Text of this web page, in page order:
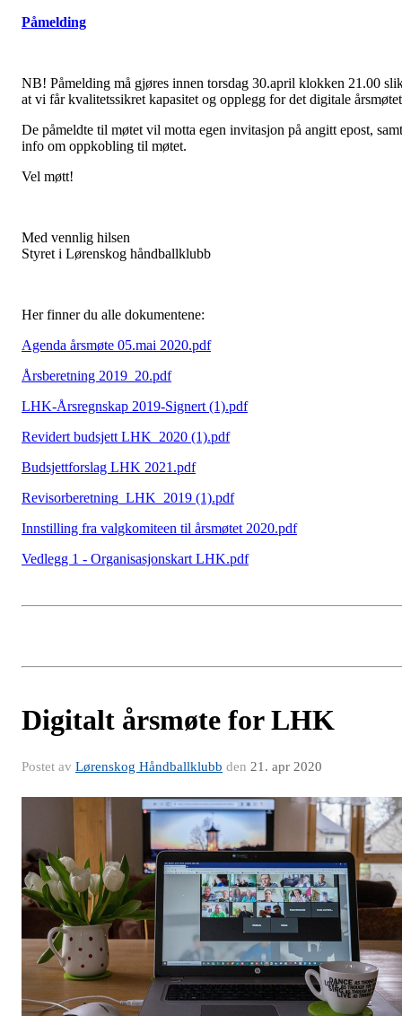
Påmelding
NB! Påmelding må gjøres innen torsdag 30.april klokken 21.00
at vi får kvalitetssikret kapasitet og opplegg for det digitale
De påmeldte til møtet vil motta egen invitasjon på angitt epost, samt
info om oppkobling til møtet.
Vel møtt!
Med vennlig hilsen
Styret i Lørenskog håndballklubb
Her finner du alle dokumentene:
Agenda årsmøte 05.mai 2020.pdf
Årsberetning 2019_20.pdf
LHK-Årsregnskap 2019-Signert (1).pdf
Revidert budsjett LHK_2020 (1).pdf
Budsjettforslag LHK 2021.pdf
Revisorberetning_LHK_2019 (1).pdf
Innstilling fra valgkomiteen til årsmøtet 2020.pdf
Vedlegg 1 - Organisasjonskart LHK.pdf
Digitalt årsmøte for LHK
Postet av Lørenskog Håndballklubb den 21. apr 2020